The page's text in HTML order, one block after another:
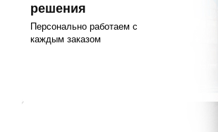
решения
Персонально работаем с
каждым заказом